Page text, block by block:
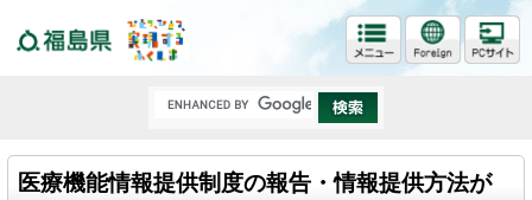
医療機能情報提供制度の報告・情報提供方法が